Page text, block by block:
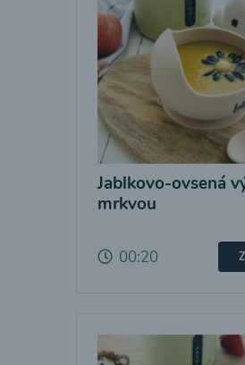
Jablkovo-ovsená
mrkvou
00:20